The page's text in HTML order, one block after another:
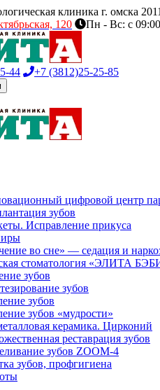
клиника г. омска
120 Пн - Вс: с
44 +7 (3812)25-25-85
цифровой центр
зубов
Исправление прикуса
во сне» — седация и
стоматология «ЭЛИТА
зубов
зубов
зубов
зубов «мудрости»
керамика. Цирконий
реставрация зубов
зубов ZOOM-4
зубов, профгигиена